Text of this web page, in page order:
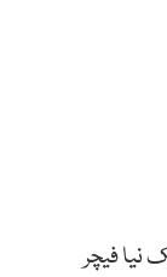
نیا فیچر